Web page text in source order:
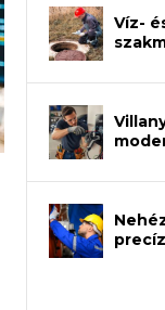
gépeket?
Tanulj
amikor
ki telefon
Víz-